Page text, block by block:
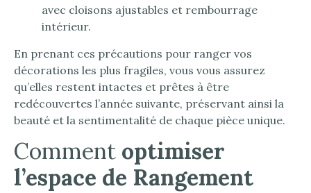
avec cloisons ajustables et rembourrage
intérieur.
En prenant ces précautions pour ranger vos
décorations les plus fragiles, vous vous assurez
qu’elles restent intactes et prêtes à être
redécouvertes l’année suivante, préservant ainsi la
beauté et la sentimentalité de chaque pièce unique.
Comment optimiser
l’espace de Rangement